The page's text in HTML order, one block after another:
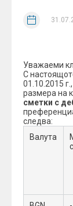
Уважаеми
С
01.10.2015
размера на
сметки с
следва:
Валута